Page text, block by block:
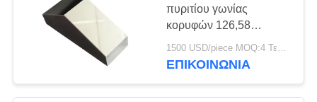
PRIVACY
POLICY
πυριτίου γωνίας
κορυφών 126,58
βαθμών με το μήκος 124
χιλ.
1500 USD/piece MOQ:4 Τεμάχια
ΕΠΙΚΟΙΝΩΝΊΑ